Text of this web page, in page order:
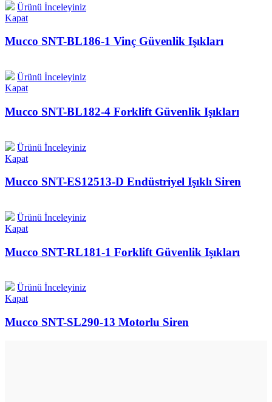
Ürünü İnceleyiniz
Kapat
Mucco SNT-BL186-1 Vinç Güvenlik Işıkları
Ürünü İnceleyiniz
Kapat
Mucco SNT-BL182-4 Forklift Güvenlik Işıkları
Ürünü İnceleyiniz
Kapat
Mucco SNT-ES12513-D Endüstriyel Işıklı Siren
Ürünü İnceleyiniz
Kapat
Mucco SNT-RL181-1 Forklift Güvenlik Işıkları
Ürünü İnceleyiniz
Kapat
Mucco SNT-SL290-13 Motorlu Siren